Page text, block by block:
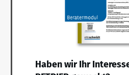
Haben wir Ihr